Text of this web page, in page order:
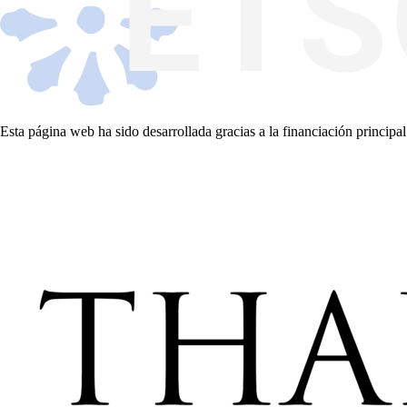
Esta página web ha sido desarrollada gracias a la financiación